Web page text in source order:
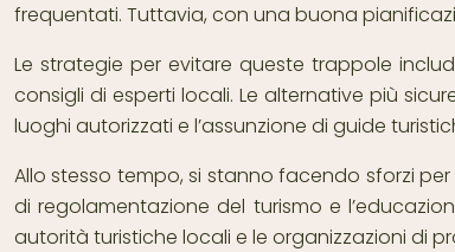
frequentati. Tuttavia, con una buona
Le strategie per evitare queste trappole
consigli di esperti locali. Le alternative più
luoghi autorizzati e l’assunzione di guide
Allo stesso tempo, si stanno facendo sforzi
di regolamentazione del turismo e
autorità turistiche locali e le organizzazioni di